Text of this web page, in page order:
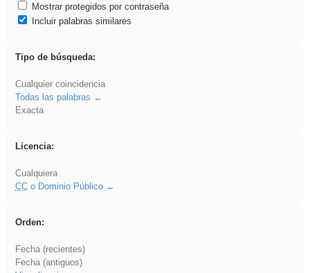
Mostrar protegidos por contraseña
Incluir palabras similares
Tipo de búsqueda:
Cualquier coincidencia
Todas las palabras
Exacta
Licencia:
Cualquiera
CCo Dominio Público
Orden:
Fecha (recientes)
Fecha (antiguos)